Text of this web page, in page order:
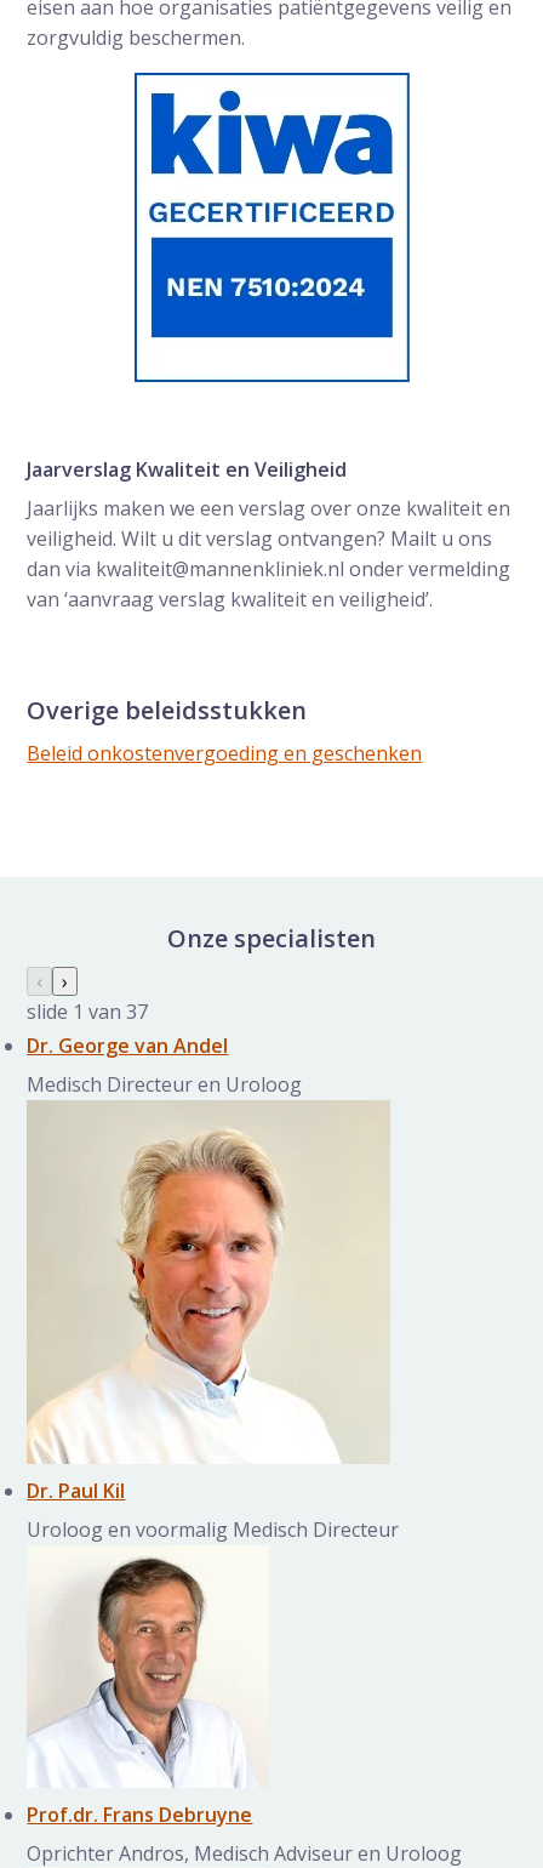
eisen aan hoe organisaties patiëntgegevens veilig en
zorgvuldig beschermen.
Jaarverslag Kwaliteit en Veiligheid
Jaarlijks maken we een verslag over onze kwaliteit en
veiligheid. Wilt u dit verslag ontvangen? Mailt u ons
dan via kwaliteit@mannenkliniek.nl onder vermelding
van ‘aanvraag verslag kwaliteit en veiligheid’.
Overige beleidsstukken
Beleid onkostenvergoeding en geschenken
Onze specialisten
Specialisten galerij overslaan
Vorige slide
‹ Volgende slide
›
slide 1 van 37
Dr. George van Andel
Medisch Directeur en Uroloog
Dr. Paul Kil
Uroloog en voormalig Medisch Directeur
Prof.dr. Frans Debruyne
Oprichter Andros, Medisch Adviseur en Uroloog